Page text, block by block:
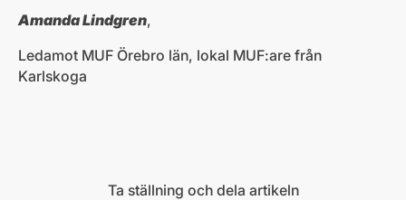
Amanda Lindgren,
Ledamot MUF Örebro län, lokal MUF:are från
Karlskoga
Ta ställning och dela artikeln